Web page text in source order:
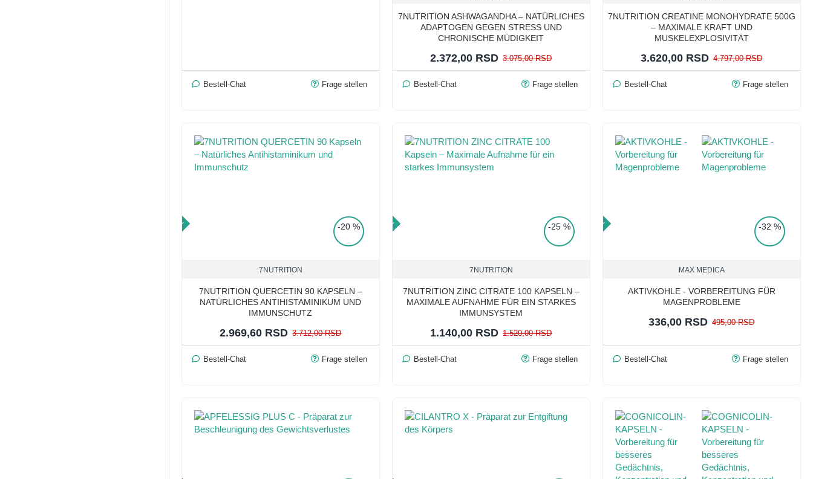
Bestell-Chat Frage stellen
7NUTRITION ASHWAGANDHA – NATÜRLICHES
ADAPTOGEN GEGEN STRESS UND
CHRONISCHE MÜDIGKEIT
2.372,00 RSD 3.075,00 RSD
Bestell-Chat Frage stellen
7NUTRITION CREATINE MONOHYDRATE 500G
– MAXIMALE KRAFT UND
MUSKELEXPLOSIVITÄT
3.620,00 RSD 4.797,00 RSD
Bestell-Chat Frage stellen
TOP PRICE -20 %
7NUTRITION
7NUTRITION QUERCETIN 90 KAPSELN –
NATÜRLICHES ANTIHISTAMINIKUM UND
IMMUNSCHUTZ
2.969,60 RSD 3.712,00 RSD
Bestell-Chat Frage stellen
TOP PRICE -25 %
7NUTRITION
7NUTRITION ZINC CITRATE 100 KAPSELN –
MAXIMALE AUFNAHME FÜR EIN STARKES
IMMUNSYSTEM
1.140,00 RSD 1.520,00 RSD
Bestell-Chat Frage stellen
TOP PRICE -32 %
MAX MEDICA
AKTIVKOHLE - VORBEREITUNG FÜR
MAGENPROBLEME
336,00 RSD 495,00 RSD
Bestell-Chat Frage stellen